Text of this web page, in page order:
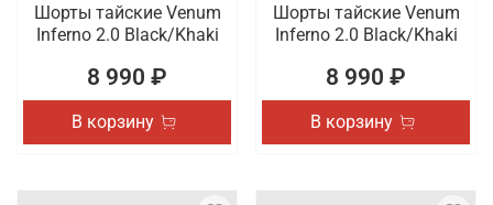
Шорты тайские Venum
Inferno 2.0 Black/Khaki
8 990 ₽
В корзину
Шорты тайские Venum
Inferno 2.0 Black/Khaki
8 990 ₽
В корзину